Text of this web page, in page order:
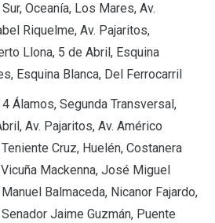
Oceanía, Los Mares, Av.
Riquelme, Av. Pajaritos,
Llona, 5 de Abril, Esquina
Esquina Blanca, Del Ferrocarril
Álamos, Segunda Transversal,
Av. Pajaritos, Av. Américo
Cruz, Huelén, Costanera
Mackenna, José Miguel
Balmaceda, Nicanor Fajardo,
Jaime Guzmán, Puente